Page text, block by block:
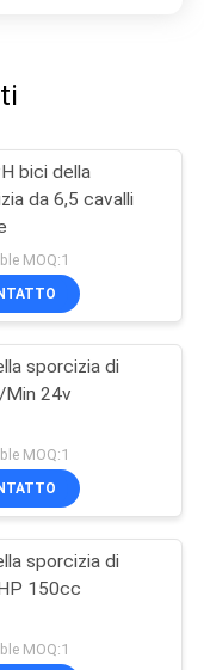
bici della
da 6,5 cavalli
MOQ:1
sporcizia di
24v
MOQ:1
sporcizia di
150cc
MOQ:1